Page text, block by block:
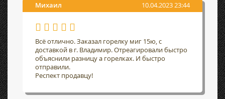
Михаил 10.04.2023 23:44
Всё отлично. Заказал горелку миг 15ю, с
доставкой в г. Владимир. Отреагировали быстро
объяснили разницу а горелках. И быстро
отправили.
Респект продавцу!